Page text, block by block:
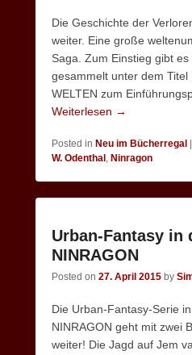
Die Geschichte der
weiter. Eine große
Saga. Zum Einstieg gibt
gesammelt unter dem Titel
WELTEN zum
Weiterlesen →
Posted in Neu im Bücherregal
W. Odenthal , Ninragon
Urban-Fantasy in
NINRAGON
Posted on 27. April 2015 by
Die Urban-Fantasy-Serie
NINRAGON geht mit zwei
weiter! Die Jagd auf Jem